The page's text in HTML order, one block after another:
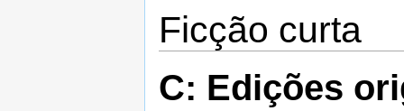
Ficção curta
C: Edições